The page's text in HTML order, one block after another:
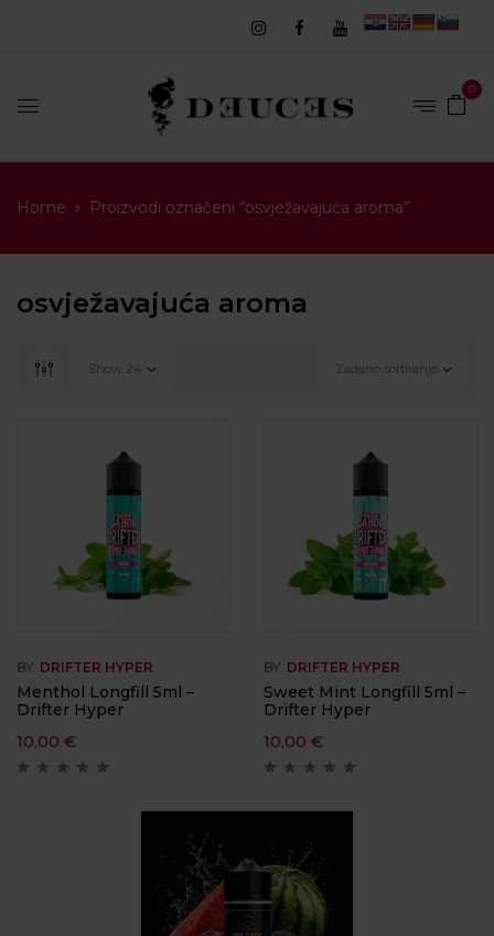
0
Home Proizvodi označeni “osvježavajuća aroma”
osvježavajuća aroma
Zadano sortiranje
Show 24
BY DRIFTER HYPER
Menthol Longfill 5ml –
Drifter Hyper
10,00 €
BY DRIFTER HYPER
Sweet Mint Longfill 5ml –
Drifter Hyper
10,00 €